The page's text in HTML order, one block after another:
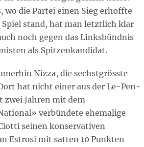
wo die Partei einen Sieg erhoffte
Spiel stand, hat man letztlich klar
noch gegen das Linksbündnis
als Spitzenkandidat.
Nizza, die sechstgrösste
hat nicht einer aus der Le-Pen-
zwei Jahren mit dem
verbündete ehemalige
seinen konservativen
Estrosi mit satten 10 Punkten